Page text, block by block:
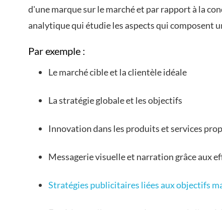
d'une marque sur le marché et par rapport à la
analytique qui étudie les aspects qui composent
Par exemple :
Le marché cible et la clientèle idéale
La stratégie globale et les objectifs
Innovation dans les produits et services
Messagerie visuelle et narration grâce aux
Stratégies publicitaires liées aux objectifs